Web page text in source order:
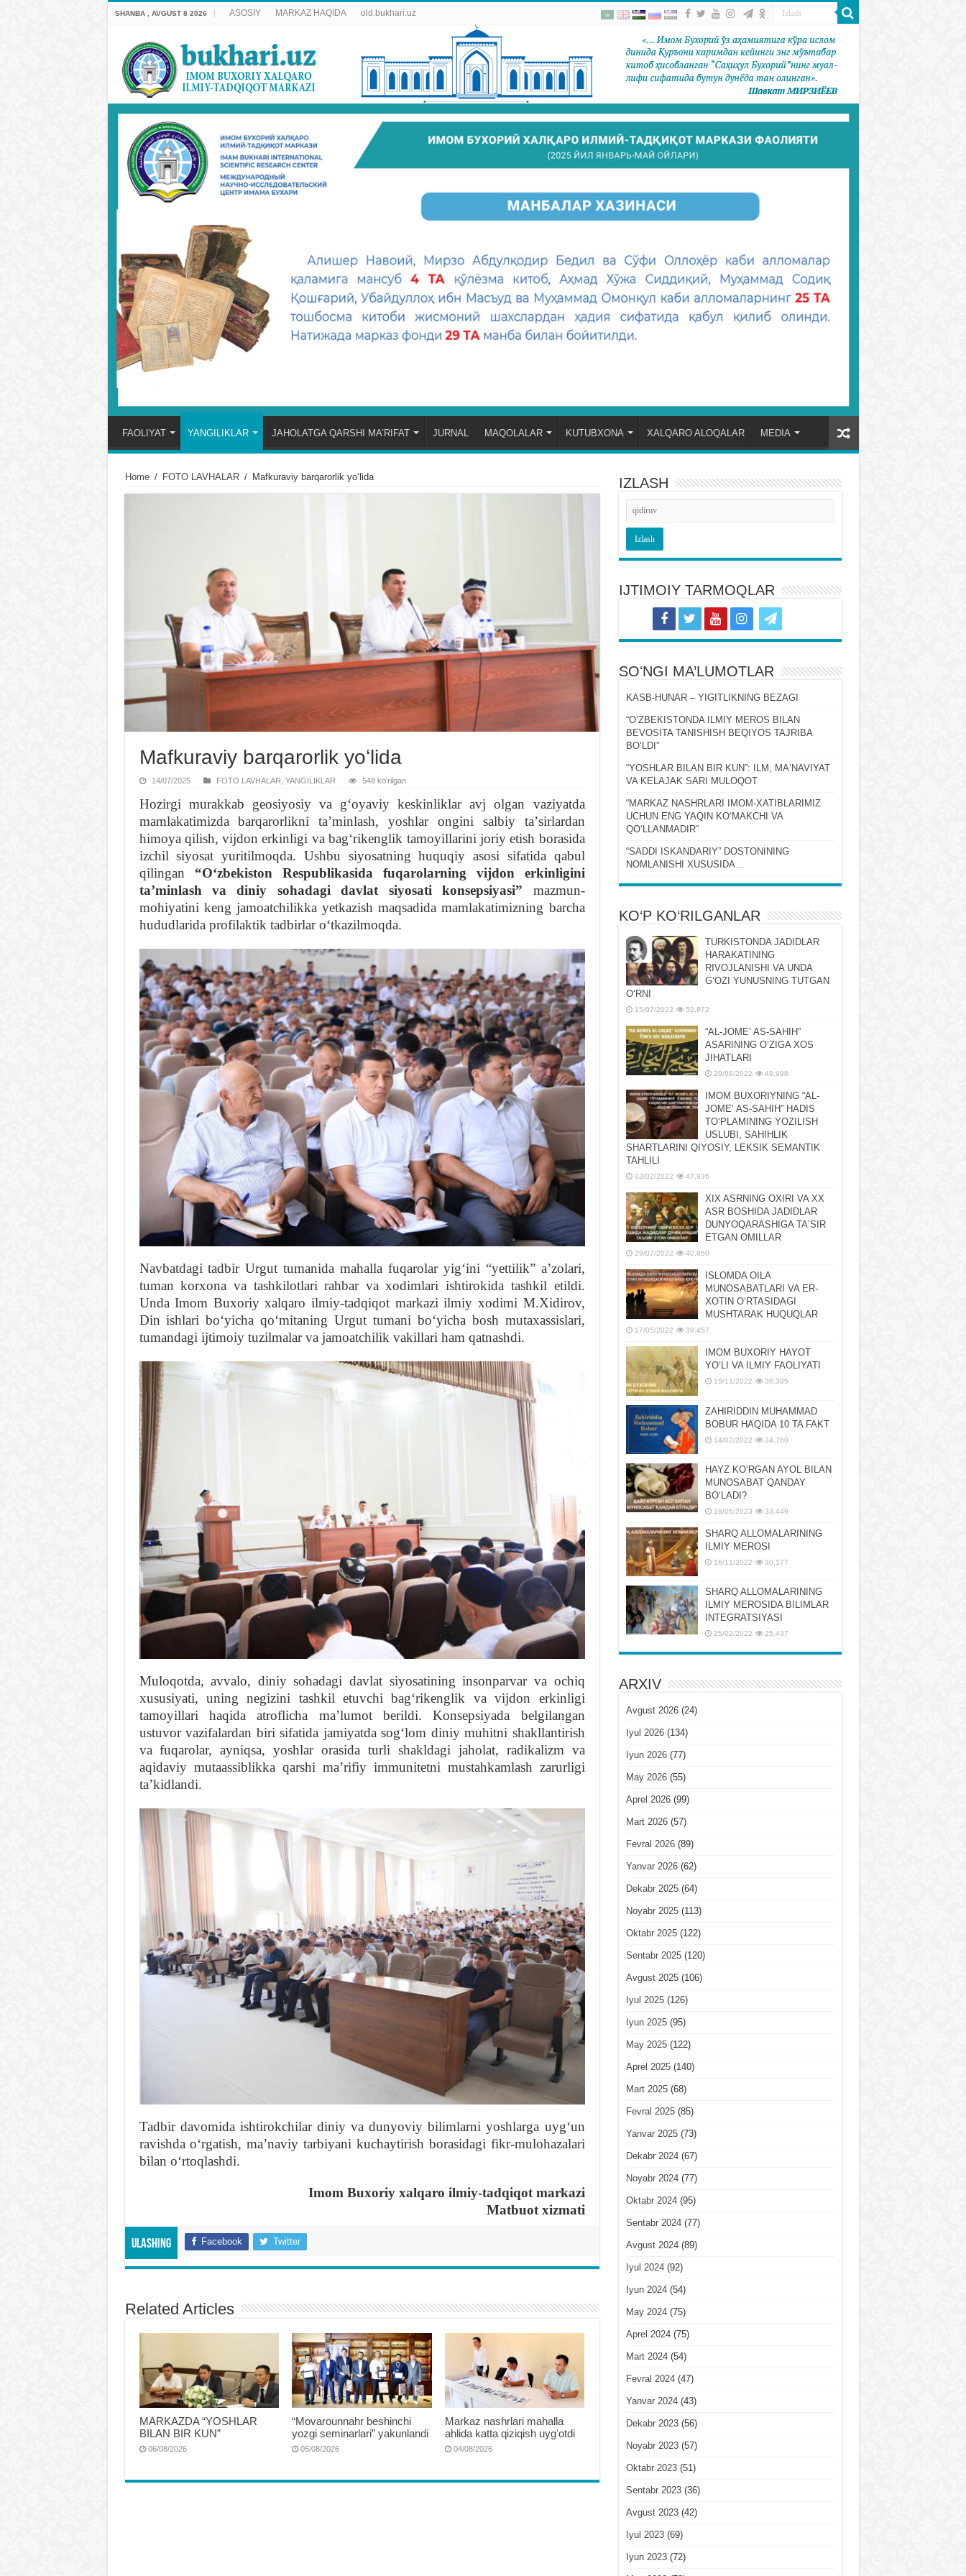
SHANBA , AVGUST 8 2026 ASOSIY MARKAZ HAQIDA old.bukhari.uz
FAOLIYAT YANGILIKLAR JAHOLATGA QARSHI MA’RIFAT JURNAL MAQOLALAR KUTUBXONA XALQARO ALOQALAR MEDIA
Home / FOTO LAVHALAR / Mafkuraviy barqarorlik yoʻlida
Mafkuraviy barqarorlik yoʻlida
14/07/2025 FOTO LAVHALAR, YANGILIKLAR 548 koʻrilgan
Hozirgi murakkab geosiyosiy va gʻoyaviy keskinliklar avj olgan vaziyatda
mamlakatimizda barqarorlikni taʼminlash, yoshlar ongini salbiy taʼsirlardan
himoya qilish, vijdon erkinligi va bagʻrikenglik tamoyillarini joriy etish borasida
izchil siyosat yuritilmoqda. Ushbu siyosatning huquqiy asosi sifatida qabul
qilingan “Oʻzbekiston Respublikasida fuqarolarning vijdon erkinligini
taʼminlash va diniy sohadagi davlat siyosati konsepsiyasi” mazmun-
mohiyatini keng jamoatchilikka yetkazish maqsadida mamlakatimizning barcha
hududlarida profilaktik tadbirlar oʻtkazilmoqda.
Navbatdagi tadbir Urgut tumanida mahalla fuqarolar yigʻini “yettilik” aʼzolari,
tuman korxona va tashkilotlari rahbar va xodimlari ishtirokida tashkil etildi.
Unda Imom Buxoriy xalqaro ilmiy-tadqiqot markazi ilmiy xodimi M.Xidirov,
Din ishlari boʻyicha qoʻmitaning Urgut tumani boʻyicha bosh mutaxassislari,
tumandagi ijtimoiy tuzilmalar va jamoatchilik vakillari ham qatnashdi.
Muloqotda, avvalo, diniy sohadagi davlat siyosatining insonparvar va ochiq
xususiyati, uning negizini tashkil etuvchi bagʻrikenglik va vijdon erkinligi
tamoyillari haqida atroflicha maʼlumot berildi. Konsepsiyada belgilangan
ustuvor vazifalardan biri sifatida jamiyatda sogʻlom diniy muhitni shakllantirish
va fuqarolar, ayniqsa, yoshlar orasida turli shakldagi jaholat, radikalizm va
aqidaviy mutaassiblikka qarshi maʼrifiy immunitetni mustahkamlash zarurligi
taʼkidlandi.
Tadbir davomida ishtirokchilar diniy va dunyoviy bilimlarni yoshlarga uygʻun
ravishda oʻrgatish, maʼnaviy tarbiyani kuchaytirish borasidagi fikr-mulohazalari
bilan oʻrtoqlashdi.
Imom Buxoriy xalqaro ilmiy-tadqiqot markazi
Matbuot xizmati
Ulashing Facebook Twitter
Related Articles
MARKAZDA “YOSHLAR
BILAN BIR KUN”
06/08/2026
“Movarounnahr beshinchi
yozgi seminarlari” yakunlandi
05/08/2026
Markaz nashrlari mahalla
ahlida katta qiziqish uygʻotdi
04/08/2026
IZLASH
IJTIMOIY TARMOQLAR
SOʻNGI MA’LUMOTLAR
KASB-HUNAR – YIGITLIKNING BEZAGI
“OʻZBEKISTONDA ILMIY MEROS BILAN
BEVOSITA TANISHISH BEQIYOS TAJRIBA
BOʻLDI”
“YOSHLAR BILAN BIR KUN”: ILM, MAʼNAVIYAT
VA KELAJAK SARI MULOQOT
“MARKAZ NASHRLARI IMOM-XATIBLARIMIZ
UCHUN ENG YAQIN KOʻMAKCHI VA
QOʻLLANMADIR”
“SADDI ISKANDARIY” DOSTONINING
NOMLANISHI XUSUSIDA…
KO‘P KO‘RILGANLAR
TURKISTONDA JADIDLAR
HARAKATINING
RIVOJLANISHI VA UNDA
GʻOZI YUNUSNING TUTGAN
OʻRNI
15/07/2022 52,872
“AL-JOMEʼ AS-SAHIH”
ASARINING OʻZIGA XOS
JIHATLARI
29/08/2022 48,998
IMOM BUXORIYNING “AL-
JOMEʼ AS-SAHIH” HADIS
TOʻPLAMINING YOZILISH
USLUBI, SAHIHLIK
SHARTLARINI QIYOSIY, LЕKSIK SЕMANTIK
TAHLILI
03/02/2022 47,936
XIX ASRNING OXIRI VA XX
ASR BOSHIDA JADIDLAR
DUNYOQARASHIGA TAʼSIR
ETGAN OMILLAR
29/07/2022 40,850
ISLOMDA OILA
MUNOSABATLARI VA ER-
XOTIN OʻRTASIDAGI
MUSHTARAK HUQUQLAR
17/05/2022 39,457
IMOM BUXORIY HAYOT
YOʻLI VA ILMIY FAOLIYATI
15/11/2022 36,395
ZAHIRIDDIN MUHAMMAD
BOBUR HAQIDA 10 TA FAKT
14/02/2022 34,760
HAYZ KOʻRGAN AYOL BILAN
MUNOSABAT QANDAY
BOʻLADI?
18/05/2023 33,449
SHARQ ALLOMALARINING
ILMIY MEROSI
16/11/2022 30,177
SHARQ ALLOMALARINING
ILMIY MЕROSIDA BILIMLAR
INTЕGRATSIYASI
25/02/2022 25,437
ARXIV
Avgust 2026(24)
Iyul 2026(134)
Iyun 2026(77)
May 2026(55)
Aprel 2026(99)
Mart 2026(57)
Fevral 2026(89)
Yanvar 2026(62)
Dekabr 2025(64)
Noyabr 2025(113)
Oktabr 2025(122)
Sentabr 2025(120)
Avgust 2025(106)
Iyul 2025(126)
Iyun 2025(95)
May 2025(122)
Aprel 2025(140)
Mart 2025(68)
Fevral 2025(85)
Yanvar 2025(73)
Dekabr 2024(67)
Noyabr 2024(77)
Oktabr 2024(95)
Sentabr 2024(77)
Avgust 2024(89)
Iyul 2024(92)
Iyun 2024(54)
May 2024(75)
Aprel 2024(75)
Mart 2024(54)
Fevral 2024(47)
Yanvar 2024(43)
Dekabr 2023(56)
Noyabr 2023(57)
Oktabr 2023(51)
Sentabr 2023(36)
Avgust 2023(42)
Iyul 2023(69)
Iyun 2023(72)